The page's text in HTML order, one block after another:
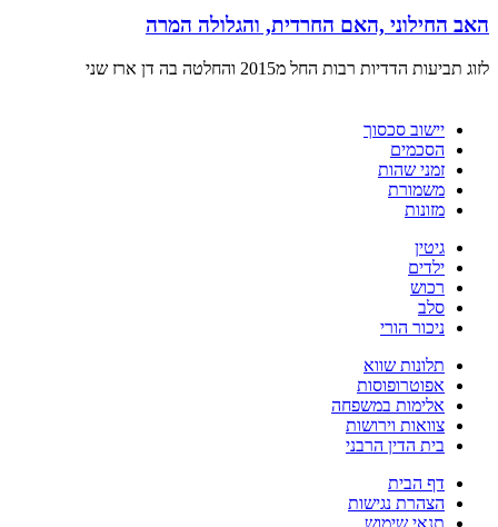
האב החילוני ,האם החרדית, והגלולה המרה
לזוג תביעות הדדיות רבות החל מ2015 והחלטה בה דן ארז שני
יישוב סכסוך
הסכמים
זמני שהות
משמורת
מזונות
גיטין
ילדים
רכוש
סלב
ניכור הורי
תלונות שווא
אפוטרופוסות
אלימות במשפחה
צוואות וירושות
בית הדין הרבני
דף הבית
הצהרת נגישות
תנאי שימוש